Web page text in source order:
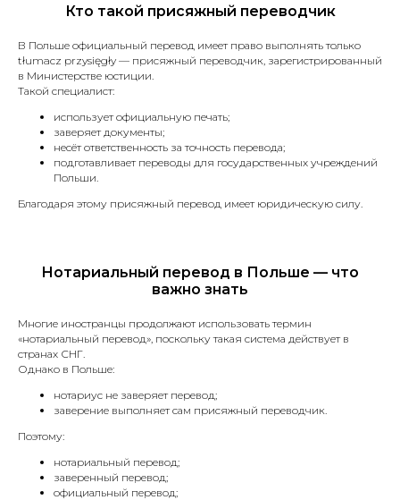
Кто такой присяжный переводчик
В Польше официальный перевод имеет право выполнять только
tłumacz przysięgły — присяжный переводчик, зарегистрированный
в Министерстве юстиции.
Такой специалист:
использует официальную печать;
заверяет документы;
несёт ответственность за точность перевода;
подготавливает переводы для государственных учреждений
Польши.
Благодаря этому присяжный перевод имеет юридическую силу.
Нотариальный перевод в Польше — что
важно знать
Многие иностранцы продолжают использовать термин
«нотариальный перевод», поскольку такая система действует в
странах СНГ.
Однако в Польше:
нотариус не заверяет перевод;
заверение выполняет сам присяжный переводчик.
Поэтому:
нотариальный перевод;
заверенный перевод;
официальный перевод;
Оценка стоимости
за 20 минут
Высылайте сканы
или фото
документов,
и мы оперативно
оценим стоимость
Соглашаюсь с политикой